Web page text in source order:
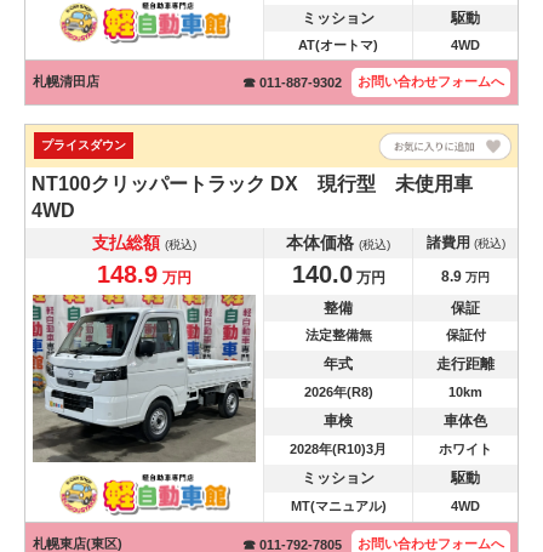
ミッション 駆動
AT(オートマ) 4WD
札幌清田店 ☎ 011-887-9302 お問い合わせフォームへ
プライスダウン
NT100クリッパートラック DX 現行型 未使用車
4WD
支払総額 (税込) 本体価格 (税込) 諸費用 (税込)
148.9 万円 140.0万円 8.9 万円
整備 保証
法定整備無 保証付
年式 走行距離
2026年(R8) 10km
車検 車体色
2028年(R10)3月 ホワイト
ミッション 駆動
MT(マニュアル) 4WD
札幌東店(東区) ☎ 011-792-7805 お問い合わせフォームへ